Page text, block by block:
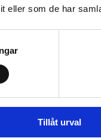
eller som de har
Tillåt urval
fastsatta handtag.
dina framsteg med
tillgängliga:
1 av 6)